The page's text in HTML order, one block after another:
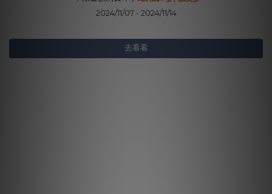
2024/11/07 - 2024/11/14
去看看